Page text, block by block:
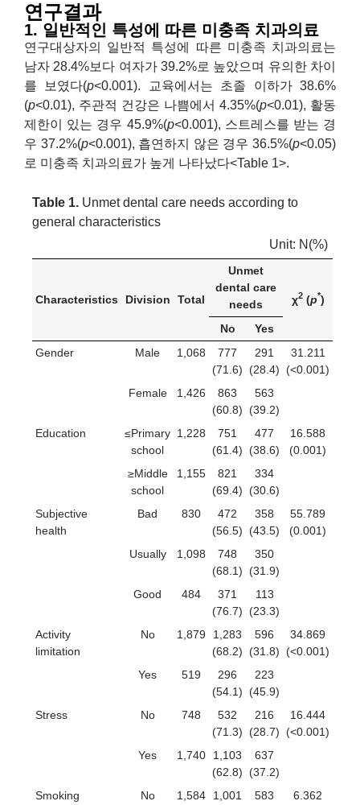
연구결과
1. 일반적인 특성에 따른 미충족 치과의료
연구대상자의 일반적 특성에 따른 미충족 치과의료는
남자 28.4%보다 여자가 39.2%로 높았으며 유의한 차이
를 보였다(p<0.001). 교육에서는 초졸 이하가 38.6%
(p<0.01), 주관적 건강은 나쁨에서 4.35%(p<0.01), 활동
제한이 있는 경우 45.9%(p<0.001), 스트레스를 받는 경
우 37.2%(p<0.001), 흡연하지 않은 경우 36.5%(p<0.05)
로 미충족 치과의료가 높게 나타났다<Table 1>.
Table 1. Unmet dental care needs according to
general characteristics
Unit: N(%)
Characteristics Division Total
Unmet
dental care
needs
χ2(p*)
No
Yes
Gender
Male 1,068
777
(71.6)
291
(28.4)
31.211
(<0.001)
Female
1,426
863
(60.8)
563
(39.2)
Education
≤Primary
school
1,228
751
(61.4)
477
(38.6)
16.588
(0.001)
≥Middle
school
1,155
821
(69.4)
334
(30.6)
Subjective
health
Bad 830
472
(56.5)
358
(43.5)
55.789
(0.001)
Usually
1,098
748
(68.1)
350
(31.9)
Good
484
371
(76.7)
113
(23.3)
Activity
limitation
No 1,879
1,283
(68.2)
596
(31.8)
34.869
(<0.001)
Yes
519
296
(54.1)
223
(45.9)
Stress
No 748
532
(71.3)
216
(28.7)
16.444
(<0.001)
Yes
1,740
1,103
(62.8)
637
(37.2)
Smoking
No 1,584
1,001
583
6.362